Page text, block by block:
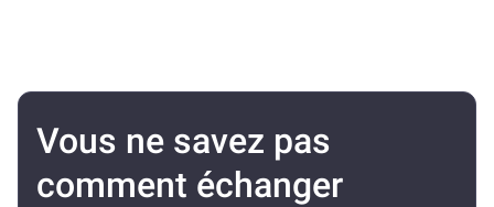
Vous ne savez pas
comment échanger